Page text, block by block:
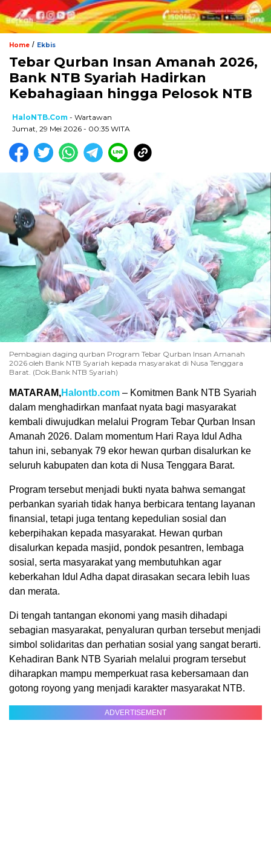
Home / Ekbis
Tebar Qurban Insan Amanah 2026,
Bank NTB Syariah Hadirkan
Kebahagiaan hingga Pelosok NTB
HaloNTB.com - Wartawan
Jumat, 29 Mei 2026 - 00:35 WITA
Pembagian daging qurban Program Tebar Qurban Insan Amanah
2026 oleh Bank NTB Syariah kepada masyarakat di Nusa Tenggara
Barat. (Dok.Bank NTB Syariah)
MATARAM,Halontb.com – Komitmen Bank NTB Syariah
dalam menghadirkan manfaat nyata bagi masyarakat
kembali diwujudkan melalui Program Tebar Qurban Insan
Amanah 2026. Dalam momentum Hari Raya Idul Adha
tahun ini, sebanyak 79 ekor hewan qurban disalurkan ke
seluruh kabupaten dan kota di Nusa Tenggara Barat.
Program tersebut menjadi bukti nyata bahwa semangat
perbankan syariah tidak hanya berbicara tentang layanan
finansial, tetapi juga tentang kepedulian sosial dan
keberpihakan kepada masyarakat. Hewan qurban
disalurkan kepada masjid, pondok pesantren, lembaga
sosial, serta masyarakat yang membutuhkan agar
keberkahan Idul Adha dapat dirasakan secara lebih luas
dan merata.
Di tengah tantangan ekonomi yang masih dihadapi
sebagian masyarakat, penyaluran qurban tersebut menjadi
simbol solidaritas dan perhatian sosial yang sangat berarti.
Kehadiran Bank NTB Syariah melalui program tersebut
diharapkan mampu memperkuat rasa kebersamaan dan
gotong royong yang menjadi karakter masyarakat NTB.
ADVERTISEMENT